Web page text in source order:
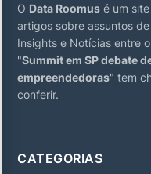
O Data Roomus é um
artigos sobre assuntos
Insights e Notícias entre
"Summit em SP debate
empreendedoras" tem
conferir.
CATEGORIAS